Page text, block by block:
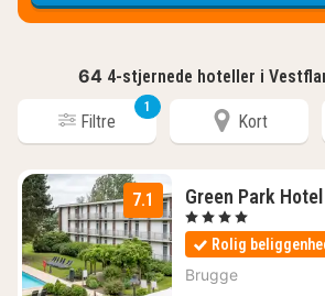
64 4-stjernede hoteller i
Filtre
1
Kort
7.1 Green Park
, 4 Stjerner
Rolig
Brugge